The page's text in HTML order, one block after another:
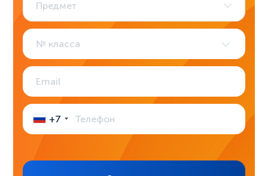
Предмет
1
класс класс
+7